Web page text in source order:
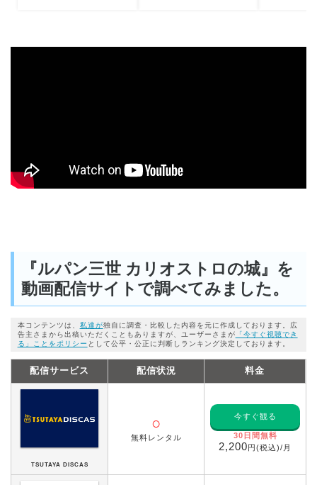
『ルパン三世 カリオストロの城』を
動画配信サイトで調べてみました。
本コンテンツは、 私達が独自に調査・比較した内容を元に作成しております。広
告主さまから出稿いただくこともありますが、ユーザーさまが 「今すぐ視聴でき
る」ことをポリシー として公平・公正に判断しランキング決定しております。
配信サービス 配信状況 料金
TSUTAYA DISCAS
○
無料レンタル
今すぐ観る
30日間無料
2,200円(税込)/月